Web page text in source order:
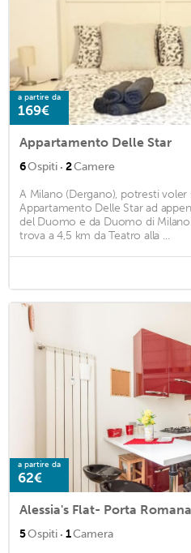
a partire da
169€
Appartamento Delle Star
6Ospiti · 2Camere
A Milano (Dergano), potresti
Appartamento Delle Star ad
del Duomo e da Duomo di
trova a 4,5 km da Teatro alla ...
a partire da
62€
Alessia's Flat- Porta
5Ospiti · 1Camera